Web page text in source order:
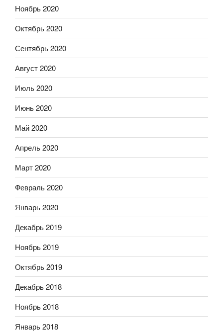
Ноябрь 2020
Октябрь 2020
Сентябрь 2020
Август 2020
Июль 2020
Июнь 2020
Май 2020
Апрель 2020
Март 2020
Февраль 2020
Январь 2020
Декабрь 2019
Ноябрь 2019
Октябрь 2019
Декабрь 2018
Ноябрь 2018
Январь 2018